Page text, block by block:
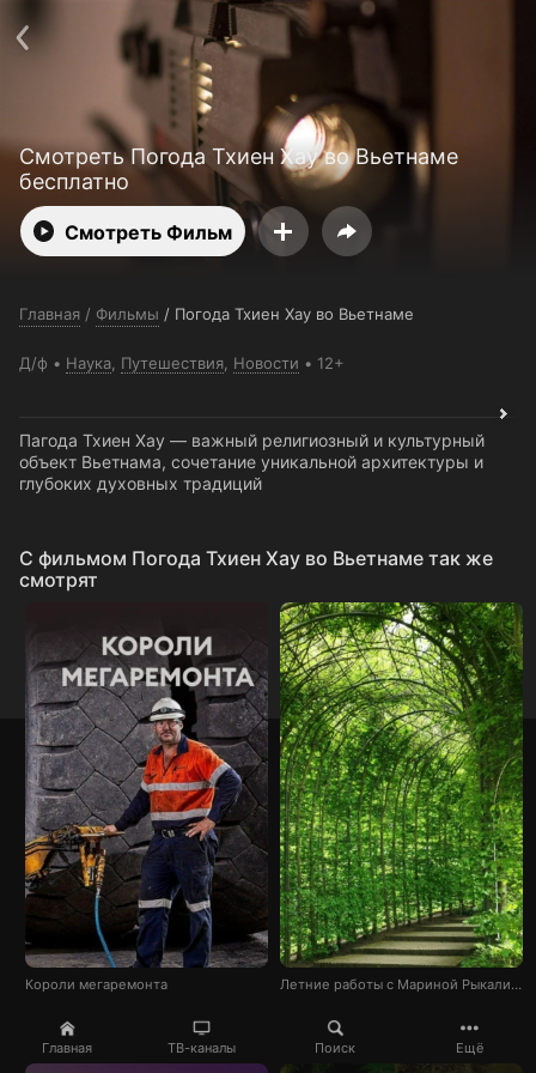
Главная ТВ-каналы Поиск Ещё
Смотреть Погода Тхиен Хау во Вьетнаме
бесплатно
Смотреть Фильм
Главная / Фильмы / Погода Тхиен Хау во Вьетнаме
Д/ф Наука Путешествия Новости 12+
Пагода Тхиен Хау — важный религиозный и культурный
объект Вьетнама, сочетание уникальной архитектуры и
глубоких духовных традиций
C фильмом Погода Тхиен Хау во Вьетнаме так же
смотрят
Короли мегаремонта Летние работы с Мариной Рыкалиной
support@24h.tv
Пользовательское соглашение
Политика конфиденциальности
Для партнёров
Открыть приложение
Ввести промокод
Установить на ТВ
Бесплатные каналы Контакты